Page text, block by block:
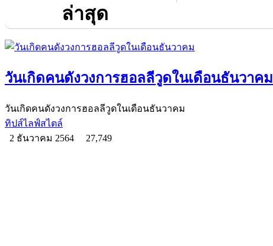
ล่าสุด
วันเกิดคนดังวงการฮอลลีวูดในเดือนธันวาคม
วันเกิดคนดังวงการฮอลลีวูดในเดือนธันวาคม
ทิปส์ไลฟ์สไตล์
2 ธันวาคม 2564
27,749